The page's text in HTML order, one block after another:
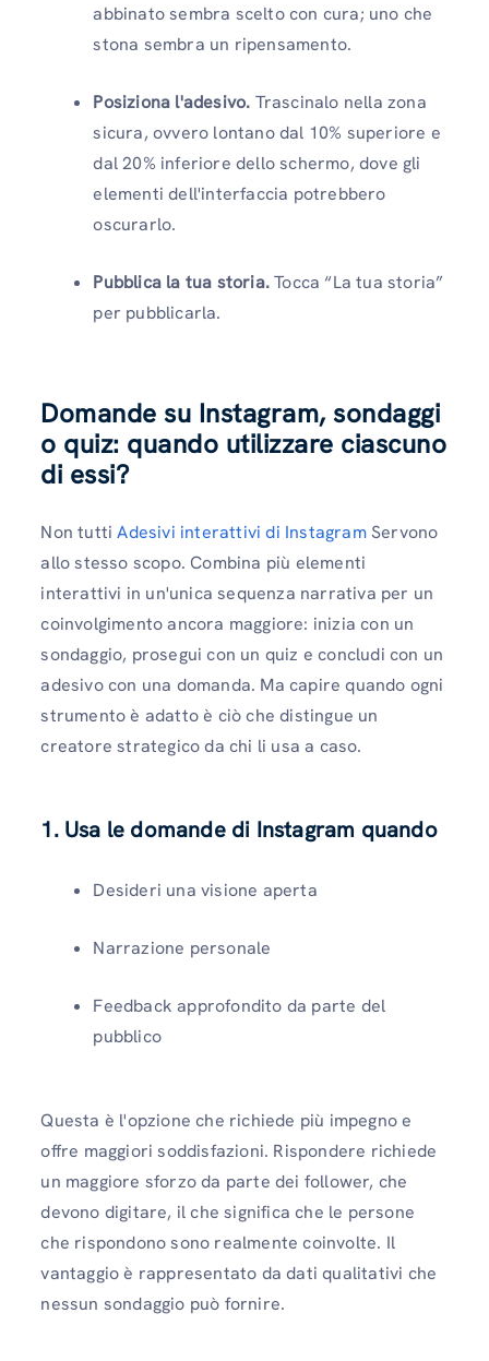
abbinato sembra scelto con cura; uno che
stona sembra un ripensamento.
Posiziona l'adesivo. Trascinalo nella zona
sicura, ovvero lontano dal 10% superiore e
dal 20% inferiore dello schermo, dove gli
elementi dell'interfaccia potrebbero
oscurarlo.
Pubblica la tua storia.Tocca “La tua storia”
per pubblicarla.
Domande su Instagram, sondaggi
o quiz: quando utilizzare ciascuno
di essi?
Non tuttiAdesivi interattivi di InstagramServono
allo stesso scopo. Combina più elementi
interattivi in ​​un'unica sequenza narrativa per un
coinvolgimento ancora maggiore: inizia con un
sondaggio, prosegui con un quiz e concludi con un
adesivo con una domanda. Ma capire quando ogni
strumento è adatto è ciò che distingue un
creatore strategico da chi li usa a caso.
1. Usa le domande di Instagram quando
Desideri una visione aperta
Narrazione personale
Feedback approfondito da parte del
pubblico
Questa è l'opzione che richiede più impegno e
offre maggiori soddisfazioni. Rispondere richiede
un maggiore sforzo da parte dei follower, che
devono digitare, il che significa che le persone
che rispondono sono realmente coinvolte. Il
vantaggio è rappresentato da dati qualitativi che
nessun sondaggio può fornire.